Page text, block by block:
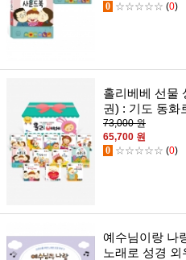
0 ☆☆☆☆☆ (0)
홀리베베 선물
권) : 기도 동화
73,000 원
65,700 원
0 ☆☆☆☆☆ (0)
예수님이랑 나
노래로 성경 외